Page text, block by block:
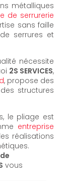
métalliques
de serrurerie
sans faille
serrures et
nécessite
2S SERVICES,
, propose des
structures
le pliage est
entreprise
réalisations
vous